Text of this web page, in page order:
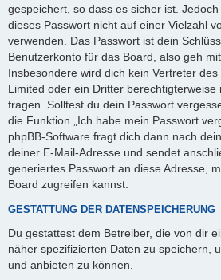
gespeichert, so dass es sicher ist. Jedoch
dieses Passwort nicht auf einer Vielzahl
verwenden. Das Passwort ist dein
Benutzerkonto für das Board, also geh
Insbesondere wird dich kein Vertreter
Limited oder ein Dritter berechtigterweise
fragen. Solltest du dein Passwort
die Funktion „Ich habe mein Passwort
phpBB-Software fragt dich dann nach
deiner E-Mail-Adresse und sendet
generiertes Passwort an diese Adresse,
Board zugreifen kannst.
GESTATTUNG DER DATENSPEICHERUNG
Du gestattest dem Betreiber, die von dir
näher spezifizierten Daten zu speichern,
und anbieten zu können.